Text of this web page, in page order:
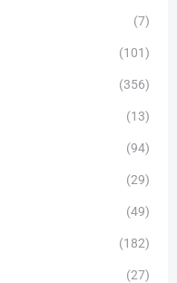
(7)
(101)
(356)
(13)
(94)
(29)
(49)
(182)
(27)